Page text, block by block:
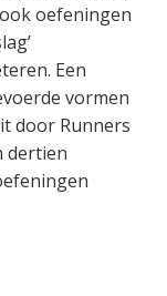
oefeningen
Een
vormen
door Runners
dertien